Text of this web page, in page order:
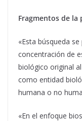
Fragmentos de la
«Esta búsqueda
concentración de
biológico original
como entidad
humana o no
«En el enfoque